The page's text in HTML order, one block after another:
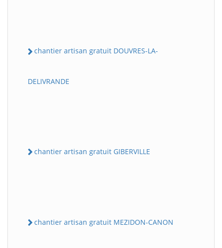
chantier artisan gratuit DOUVRES-LA-
DELIVRANDE
chantier artisan gratuit GIBERVILLE
chantier artisan gratuit MEZIDON-CANON